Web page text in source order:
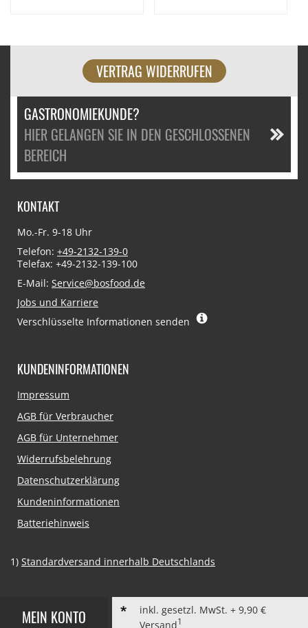
VERTRAG WIDERRUFEN
GASTRONOMIEKUNDE?
HIER GELANGEN SIE IN DEN GESCHLOSSENEN
BEREICH
MEIN KONTO
inkl. gesetzl. MwSt. + 9,90 €
Versand1
KONTAKT
Mo.-Fr. 9-18 Uhr
Telefon: +49-2132-139-0
Telefax: +49-2132-139-100
E-Mail: Service@bosfood.de
Jobs und Karriere
Verschlüsselte Informationen senden
KUNDENINFORMATIONEN
Navigation
Impressum
AGB für Verbraucher
AGB für Unternehmer
Widerrufsbelehrung
Datenschutzerklärung
Kundeninformationen
Batteriehinweis
1) Standardversand innerhalb Deutschlands